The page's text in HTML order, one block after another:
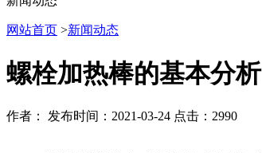
网站首页 >新闻动态
螺栓加热棒的基本分析
作者： 发布时间：2021-03-24 点击：2990